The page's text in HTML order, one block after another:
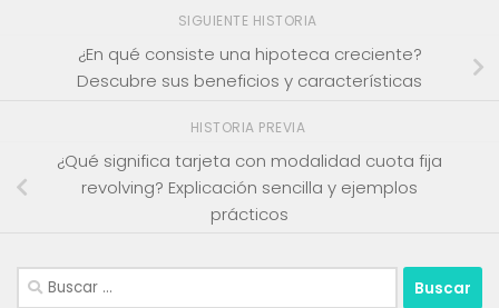
SIGUIENTE HISTORIA
¿En qué consiste una hipoteca creciente?
Descubre sus beneficios y características
HISTORIA PREVIA
¿Qué significa tarjeta con modalidad cuota fija
revolving? Explicación sencilla y ejemplos
prácticos
Buscar: